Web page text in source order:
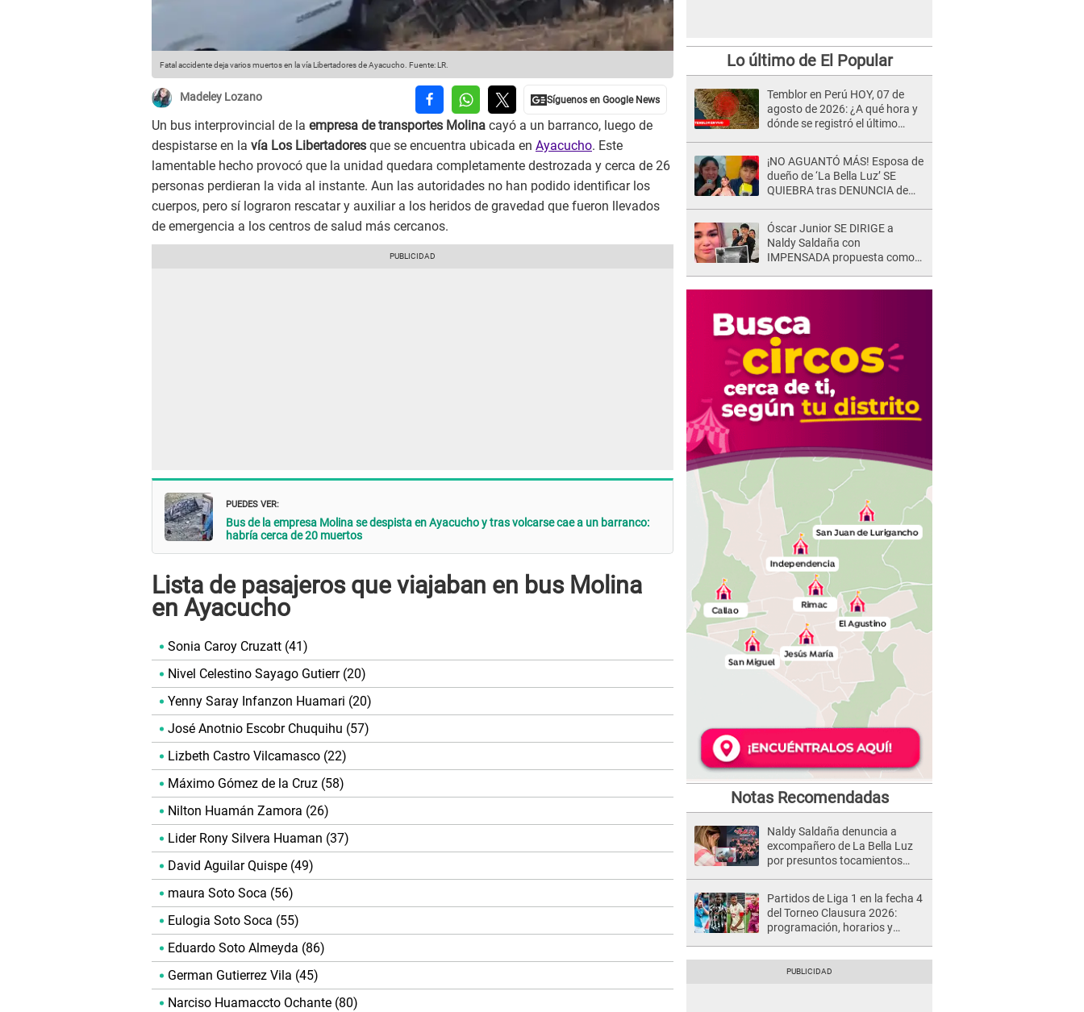
Fatal accidente deja varios muertos en la vía Libertadores de Ayacucho. Fuente: LR.
Madeley Lozano
Un bus interprovincial de la empresa de transportes Molina cayó a un barranco, luego de
despistarse en la vía Los Libertadores que se encuentra ubicada en Ayacucho. Este
lamentable hecho provocó que la unidad quedara completamente destrozada y cerca de 26
personas perdieran la vida al instante. Aun las autoridades no han podido identificar los
cuerpos, pero sí lograron rescatar y auxiliar a los heridos de gravedad que fueron llevados
de emergencia a los centros de salud más cercanos.
PUEDES VER:
Bus de la empresa Molina se despista en Ayacucho y tras volcarse cae a un barranco:
habría cerca de 20 muertos
Lista de pasajeros que viajaban en bus Molina
en Ayacucho
Sonia Caroy Cruzatt (41)
Nivel Celestino Sayago Gutierr (20)
Yenny Saray Infanzon Huamari (20)
José Anotnio Escobr Chuquihu (57)
Lizbeth Castro Vilcamasco (22)
Máximo Gómez de la Cruz (58)
Nilton Huamán Zamora (26)
Lider Rony Silvera Huaman (37)
David Aguilar Quispe (49)
maura Soto Soca (56)
Eulogia Soto Soca (55)
Eduardo Soto Almeyda (86)
German Gutierrez Vila (45)
Narciso Huamaccto Ochante (80)
Lo último de El Popular
Temblor en Perú HOY, 07 de
agosto de 2026: ¿A qué hora y
dónde se registró el último
¡NO AGUANTÓ MÁS! Esposa de
dueño de ‘La Bella Luz’ SE
QUIEBRA tras DENUNCIA de
contra Claudia Salazar
Óscar Junior SE DIRIGE a
Naldy Saldaña con
IMPENSADA propuesta como
Notas Recomendadas
Naldy Saldaña denuncia a
excompañero de La Bella Luz
por presuntos tocamientos
Partidos de Liga 1 en la fecha 4
del Torneo Clausura 2026:
programación, horarios y